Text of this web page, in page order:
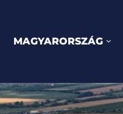
MAGYARORSZÁG